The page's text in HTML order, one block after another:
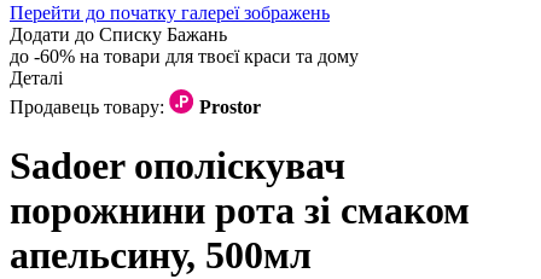
Перейти до початку галереї зображень
Додати до Списку Бажань
до -60% на товари для твоєї краси та дому
Деталі
Продавець товару:
Prostor
Sadoer ополіскувач
порожнини рота зі смаком
апельсину, 500мл